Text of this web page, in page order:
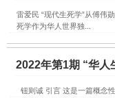
雷爱民 “现代生死学”从傅伟
死学作为华人世界独...
2022年第1期 “华人
钮则诚 引言 这是一篇概念